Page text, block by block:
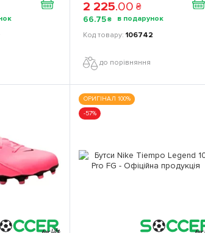
2 225.00 ₴
66.75 ₴
106742
до порівняння
ОРИГІНАЛ 100%
-57%